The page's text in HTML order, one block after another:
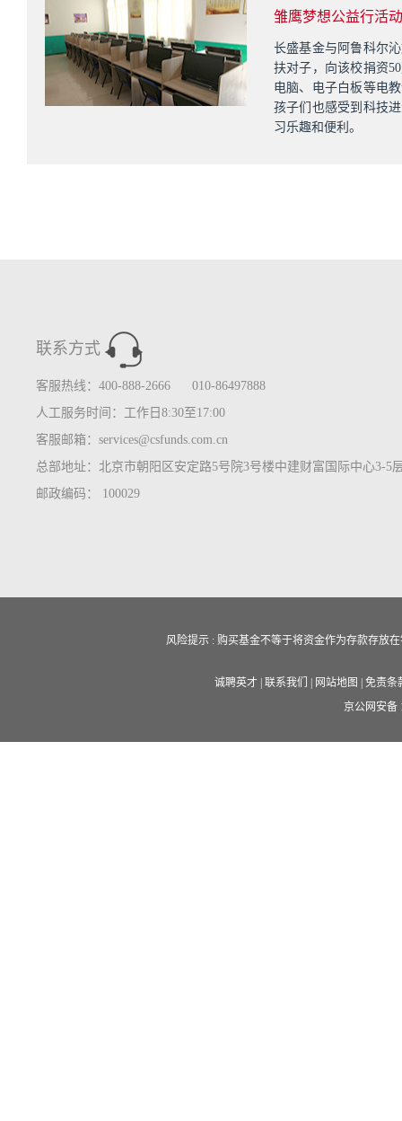
雏鹰梦想公益行活
长盛基金与阿鲁科尔
扶对子，向该校捐资
电脑、电子白板等电
孩子们也感受到科技
习乐趣和便利。
联系方式
客服热线：400-888-2666 010-86497888
人工服务时间：工作日8:30至17:00
客服邮箱：services@csfunds.com.cn
总部地址：北京市朝阳区安定路5号院3号楼中建财富国际中心3-5
邮政编码： 100029
风险提示 : 购买基金不等于将资金作为存款存放
诚聘英才 联系我们 网站地图
免责条
京公网安备